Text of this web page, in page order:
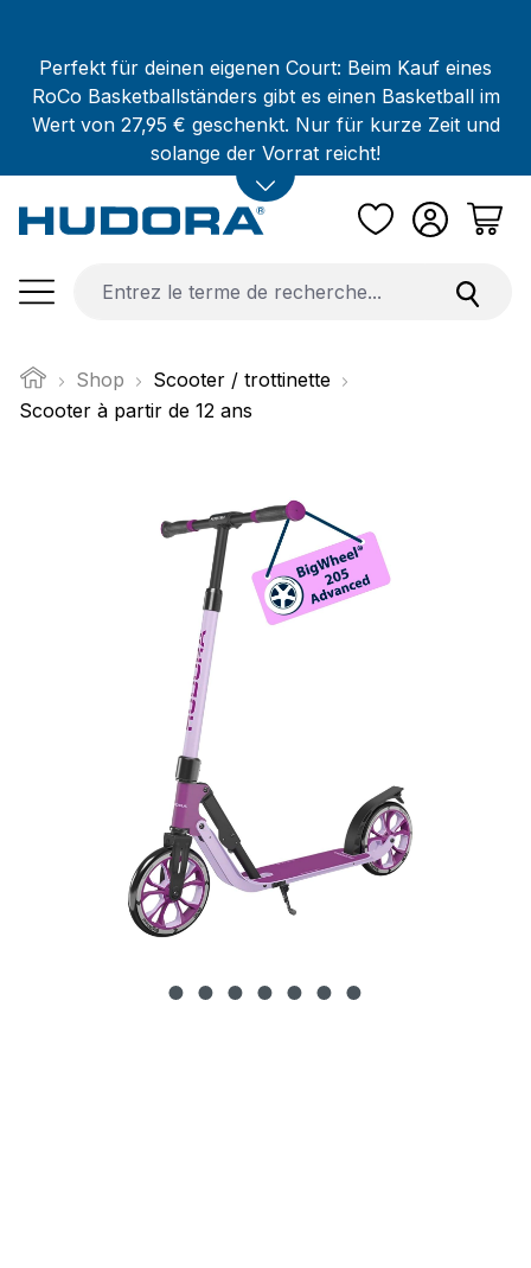
Perfekt für deinen eigenen Court: Beim Kauf eines
RoCo Basketballständers gibt es einen Basketball im
Wert von 27,95 € geschenkt. Nur für kurze Zeit und
solange der Vorrat reicht!
Shop
Scooter / trottinette
Scooter à partir de 12 ans